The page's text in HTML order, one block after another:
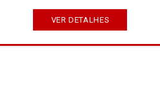
VER DETALHES